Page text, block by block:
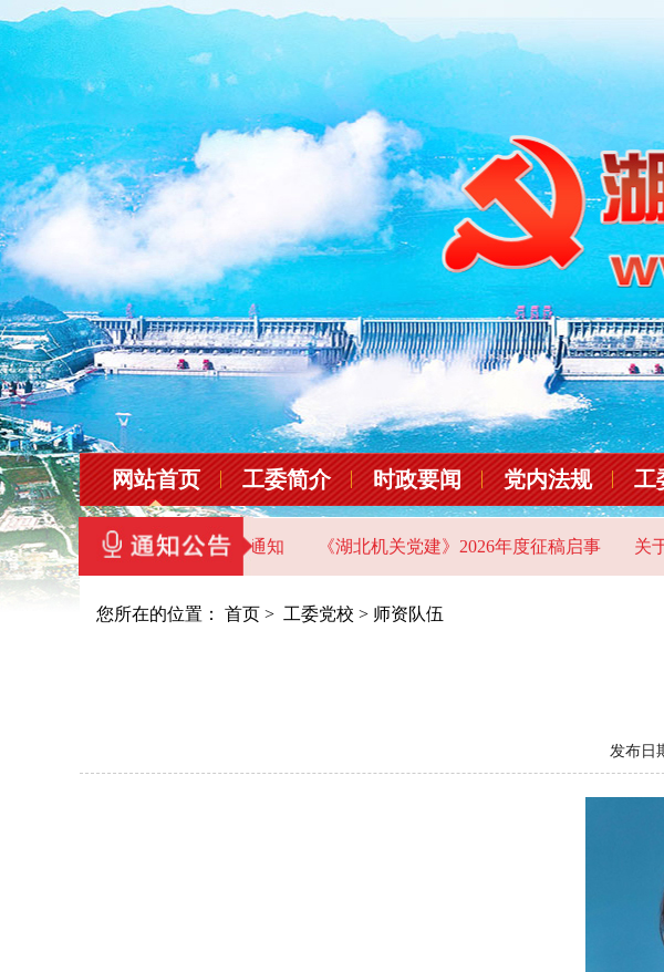
网站首页 工委简介 时政要闻 党内法规 工
部教育基地（教学点）的通知 《湖北机关党建》2026年度征稿启事 关于
您所在的位置： 首页 > 工委党校 > 师资队伍
发布日